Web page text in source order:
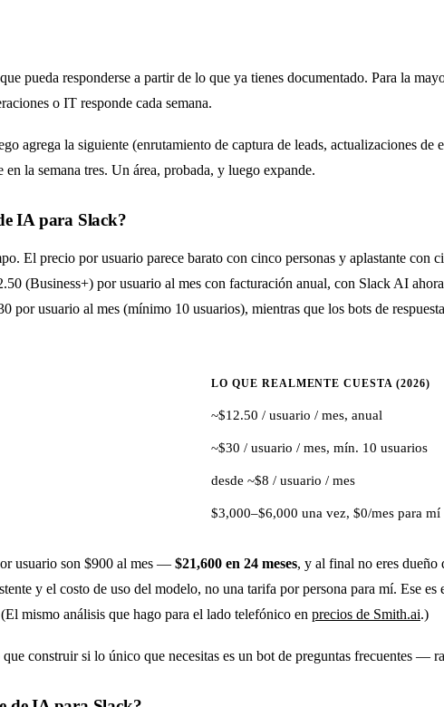
pueda responderse a partir de lo que ya tienes documentado. Para la
o IT responde cada semana.
agrega la siguiente (enrutamiento de captura de leads, actualizaciones
la semana tres. Un área, probada, y luego expande.
IA para Slack?
El precio por usuario parece barato con cinco personas y aplastante con
(Business+) por usuario al mes con facturación anual, con Slack AI
por usuario al mes (mínimo 10 usuarios), mientras que los bots de
LO QUE REALMENTE CUESTA (2026)
~$12.50 / usuario / mes, anual
~$30 / usuario / mes, mín. 10 usuarios
desde ~$8 / usuario / mes
$3,000–$6,000 una vez, $0/mes para mí
usuario son $900 al mes — $21,600 en 24 meses, y al final no eres dueño
y el costo de uso del modelo, no una tarifa por persona para mí. Ese
mismo análisis que hago para el lado telefónico en precios de Smith.ai.)
construir si lo único que necesitas es un bot de preguntas frecuentes —